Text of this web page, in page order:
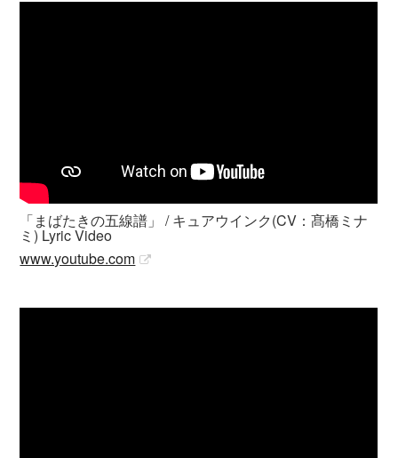
「まばたきの五線譜」 / キュアウインク(CV：髙橋ミナ
ミ) Lyric Video
www.youtube.com